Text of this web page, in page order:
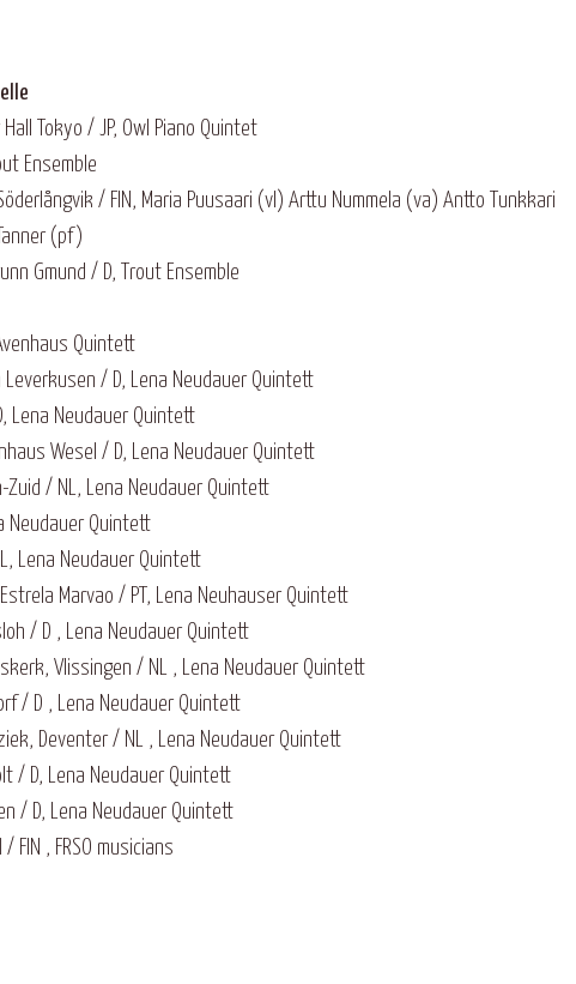
Tokyo / JP, Owl Piano Quintet
Ensemble
/ FIN, Maria Puusaari (vl) Arttu Nummela (va) Antto Tunkkari
(pf)
Gmund / D, Trout Ensemble
Quintett
/ D, Lena Neudauer Quintett
Lena Neudauer Quintett
Wesel / D, Lena Neudauer Quintett
/ NL, Lena Neudauer Quintett
Neudauer Quintett
Lena Neudauer Quintett
Marvao / PT, Lena Neuhauser Quintett
/ D , Lena Neudauer Quintett
Vlissingen / NL , Lena Neudauer Quintett
/ D , Lena Neudauer Quintett
Deventer / NL , Lena Neudauer Quintett
/ D, Lena Neudauer Quintett
/ D, Lena Neudauer Quintett
, FRSO musicians